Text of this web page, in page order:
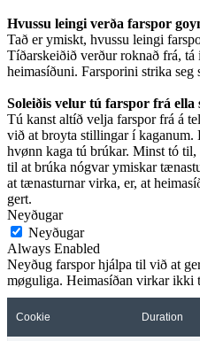
Hvussu leingi verða farspor
Tað er ymiskt, hvussu leingi
Tíðarskeiðið verður roknað frá, tá
heimasíðuni. Farsporini strika
Soleiðis velur tú farspor frá
Tú kanst altíð velja farspor frá á
við at broyta stillingar í kaganum.
hvønn kaga tú brúkar. Minst tó
til at brúka nógvar ymiskar
at tænasturnar virka, er, at
gert.
Neyðugar
Neyðugar
Always Enabled
Neyðug farspor hjálpa til við at
møguliga. Heimasíðan virkar ikki
Cookie Duration